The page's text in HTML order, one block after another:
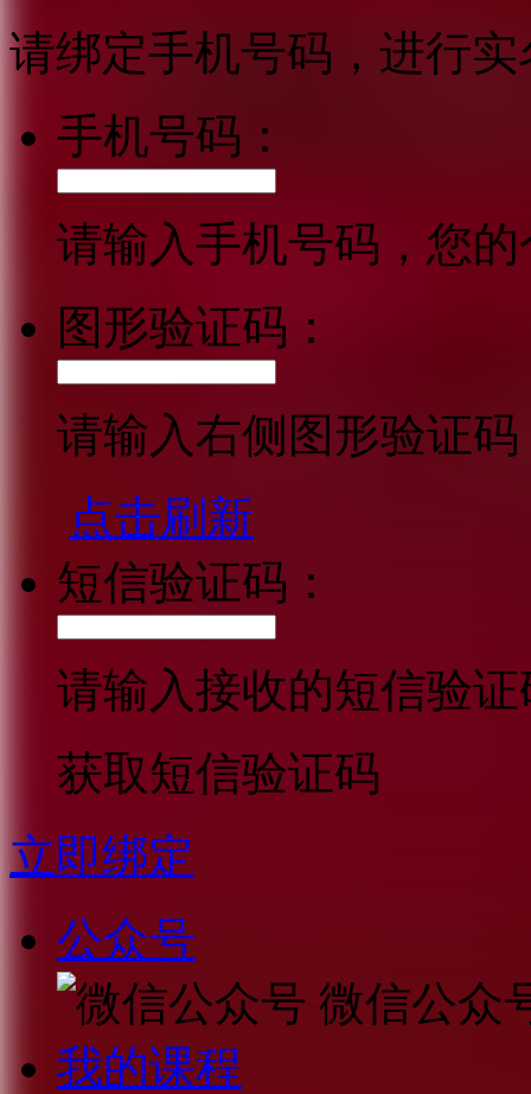
请绑定手机号码，进行
手机号码：
请输入手机号码，您
图形验证码：
请输入右侧图形验证码
点击刷新
短信验证码：
请输入接收的短信验证
获取短信验证码
立即绑定
公众号
微信公众
我的课程